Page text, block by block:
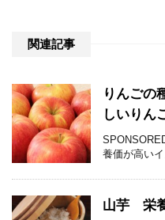
関連記事
りんごの
しいりん
養価が高い
山芋 栄